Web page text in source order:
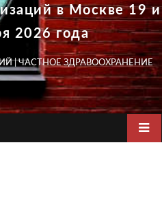
в Москве 19 и
2026 года
| ЧАСТНОЕ ЗДРАВООХРАНЕНИЕ